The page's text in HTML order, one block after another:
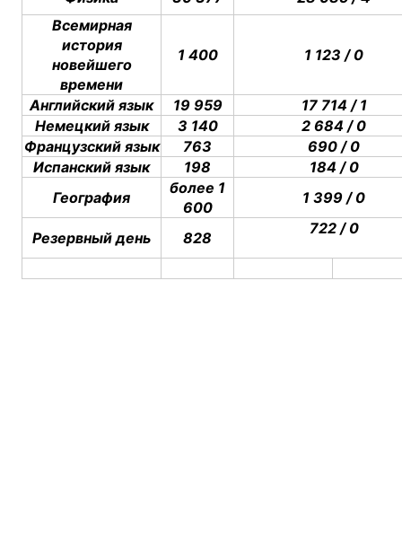
Всемирная
история
новейшего
времени
1 400 1 123 / 0
Английский язык 19 959
17 714 / 1
Немецкий язык
3 140
2 684 / 0
Французский язык
763
690 / 0
Испанский язык
198
184 / 0
География
более 1
600
1 399 / 0
Резервный день 828
722 / 0